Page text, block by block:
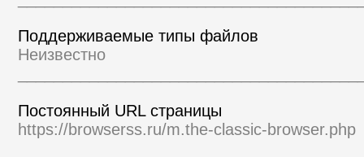
Поддерживаемые типы файлов
Неизвестно
Постоянный URL страницы
https://browserss.ru/m.the-classic-browser.php